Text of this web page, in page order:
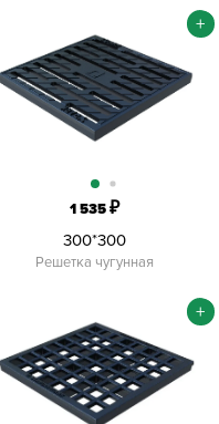
1 535₽
300*300
Решетка чугунная
+
+